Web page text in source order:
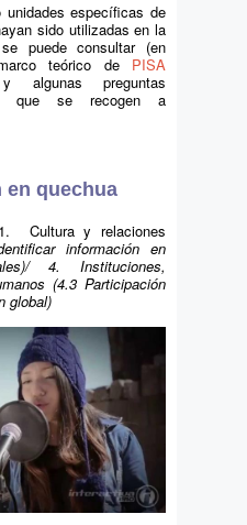
específicas de
sido utilizadas en la
puede consultar (en
teórico dePISA
algunas preguntas
que se recogen a
en quechua
Cultura y relaciones
información en
4. Instituciones,
(4.3 Participación
global)